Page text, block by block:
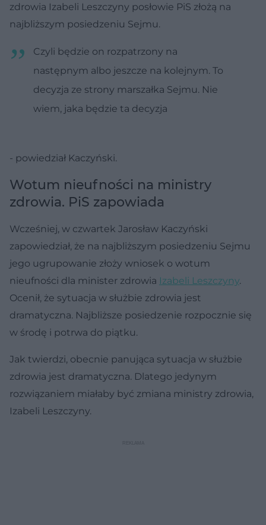
zdrowia Izabeli Leszczyny posłowie PiS złożą na
najbliższym posiedzeniu Sejmu.
Czyli będzie on rozpatrzony na
następnym albo jeszcze na kolejnym. To
decyzja ze strony marszałka Sejmu. Nie
wiem, jaka będzie ta decyzja
- powiedział Kaczyński.
Wotum nieufności na ministry
zdrowia. PiS zapowiada
Wcześniej, w czwartek Jarosław Kaczyński
zapowiedział, że na najbliższym posiedzeniu Sejmu
jego ugrupowanie złoży wniosek o wotum
nieufności dla minister zdrowia Izabeli Leszczyny.
Ocenił, że sytuacja w służbie zdrowia jest
dramatyczna. Najbliższe posiedzenie rozpocznie się
w środę i potrwa do piątku.
Jak twierdzi, obecnie panująca sytuacja w służbie
zdrowia jest dramatyczna. Dlatego jedynym
rozwiązaniem miałaby być zmiana ministry zdrowia,
Izabeli Leszczyny.